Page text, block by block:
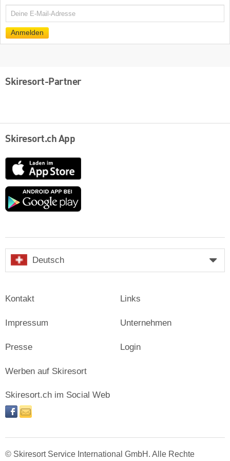
E-
Anmelden
Skiresort-Partner
Skiresort.ch App
App
Store
Google
Deutsch
Kontakt
Impressum
Presse
Links
Unternehmen
Login
Werben auf Skiresort
Skiresort.ch im Social Web
facebooknewsletter
© Skiresort Service International GmbH. Alle Rechte